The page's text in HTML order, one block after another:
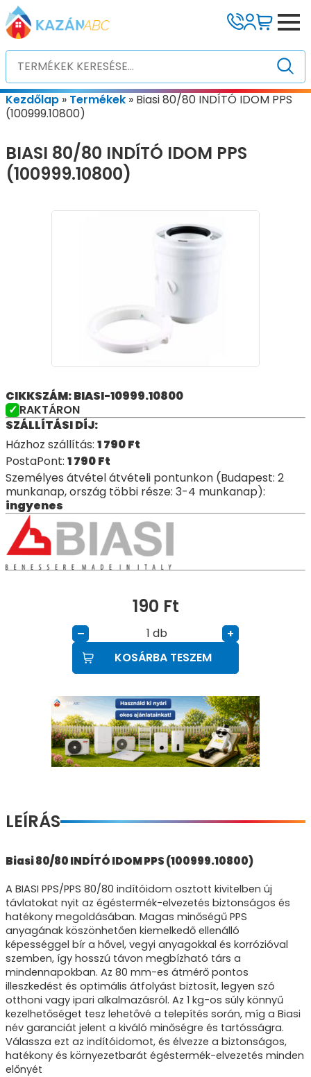
Kezdőlap » Termékek » Biasi 80/80 INDÍTÓ IDOM PPS
(100999.10800)
BIASI 80/80 INDÍTÓ IDOM PPS
(100999.10800)
CIKKSZÁM: BIASI-10999.10800
RAKTÁRON
SZÁLLÍTÁSI DÍJ:
Házhoz szállítás: 1 790Ft
PostaPont: 1 790Ft
Személyes átvétel átvételi pontunkon (Budapest: 2
munkanap, ország többi része: 3-4 munkanap):
ingyenes
190 Ft
– db
+
KOSÁRBA TESZEM
LEÍRÁS
Biasi 80/80 INDÍTÓ IDOM PPS (100999.10800)
A BIASI PPS/PPS 80/80 indítóidom osztott kivitelben új
távlatokat nyit az égéstermék-elvezetés biztonságos és
hatékony megoldásában. Magas minőségű PPS
anyagának köszönhetően kiemelkedő ellenálló
képességgel bír a hővel, vegyi anyagokkal és korrózióval
szemben, így hosszú távon megbízható társ a
mindennapokban. Az 80 mm-es átmérő pontos
illeszkedést és optimális átfolyást biztosít, legyen szó
otthoni vagy ipari alkalmazásról. Az 1 kg-os súly könnyű
kezelhetőséget tesz lehetővé a telepítés során, míg a Biasi
név garanciát jelent a kiváló minőségre és tartósságra.
Válassza ezt az indítóidomot, és élvezze a biztonságos,
hatékony és környezetbarát égéstermék-elvezetés minden
előnyét